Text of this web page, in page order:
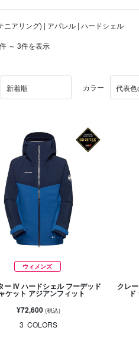
ニアリング) | アパレル | ハードシェル
～ 3件を表示
カラー
ウィメンズ
ー IV ハードシェル フーデッド
ケット アジアンフィット
¥72,600 (税込)
3 COLORS
クレ